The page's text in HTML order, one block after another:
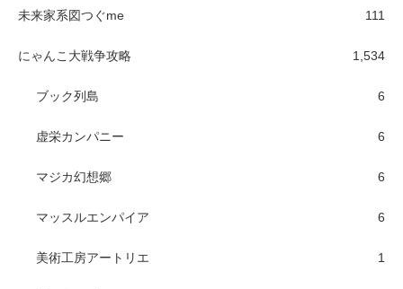
未来家系図つぐme 111
にゃんこ大戦争攻略 1,534
ブック列島 6
虚栄カンパニー 6
マジカ幻想郷 6
マッスルエンパイア 6
美術工房アートリエ 1